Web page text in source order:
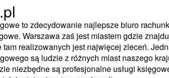
to zdecydowanie najlepsze biuro
Warszawa zaś jest miastem gdzie
tam realizowanych jest najwięcej zleceń.
są ludzie z różnych miast naszego
niezbędne są profesjonalne usługi